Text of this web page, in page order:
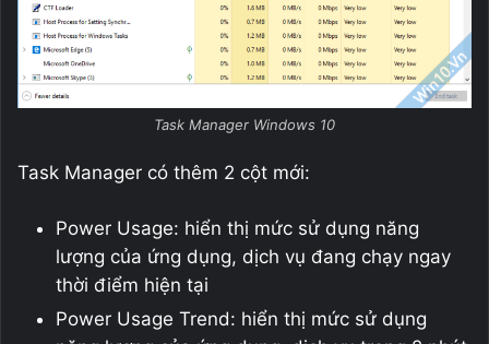
Task Manager Windows 10
Task Manager có thêm 2 cột mới:
Power Usage: hiển thị mức sử dụng năng
lượng của ứng dụng, dịch vụ đang chạy ngay
thời điểm hiện tại
Power Usage Trend: hiển thị mức sử dụng